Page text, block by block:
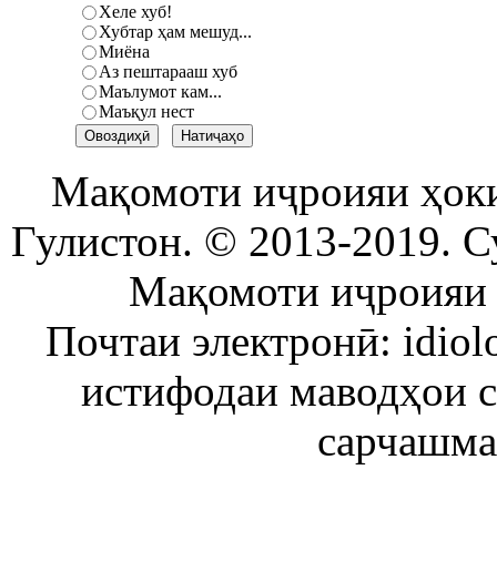
Хеле хуб!
Хубтар ҳам мешуд...
Миёна
Аз пештарааш хуб
Маълумот кам...
Маъқул нест
Мақомоти иҷроияи
Гулистон. © 2013-2019.
Мақомоти иҷроияи
Почтаи электронӣ:
истифодаи маводҳои